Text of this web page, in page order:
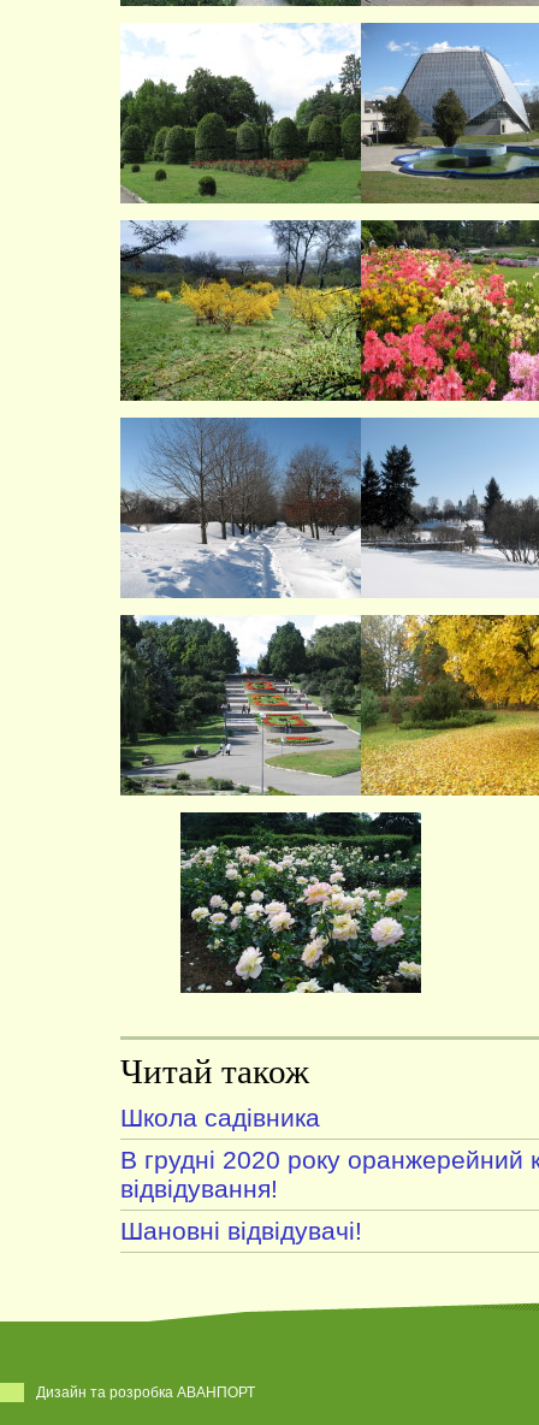
Читай також
Школа садівника
В грудні 2020 року оранжерейний
відвідування!
Шановні відвідувачі!
Дизайн та розробка АВАНПОРТ